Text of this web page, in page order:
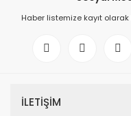
Haber listemize kayıt
İLETİŞİM